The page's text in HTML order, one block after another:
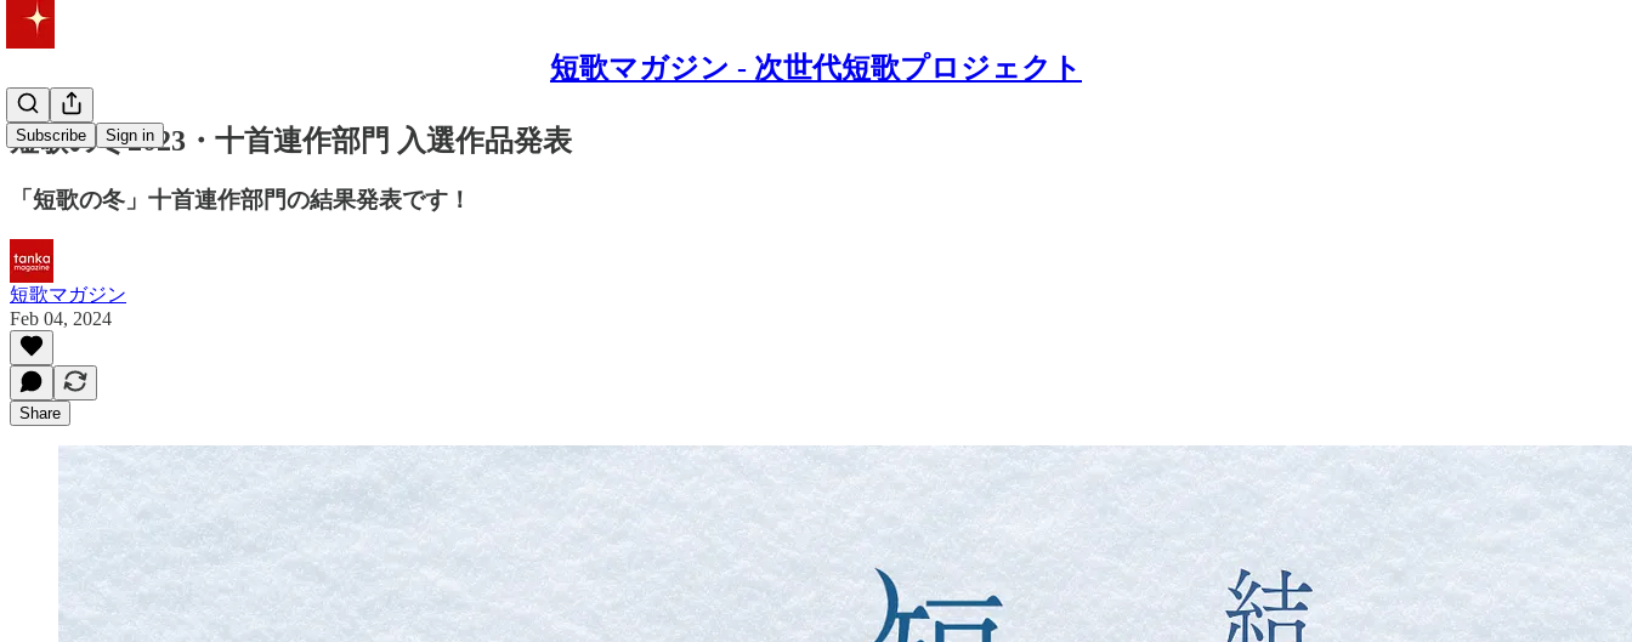
短歌マガジン - 次世代短歌プロジェクト
Subscribe Sign in
短歌の冬2023・十首連作部門 入選作品発表
「短歌の冬」十首連作部門の結果発表です！
短歌マガジン
Feb 04, 2024
Share